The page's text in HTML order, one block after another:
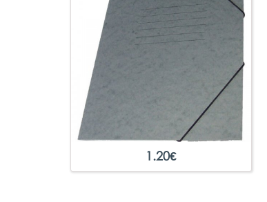
1.20€